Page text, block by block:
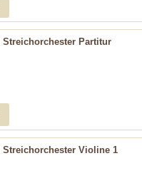
Partitur
Violine 1